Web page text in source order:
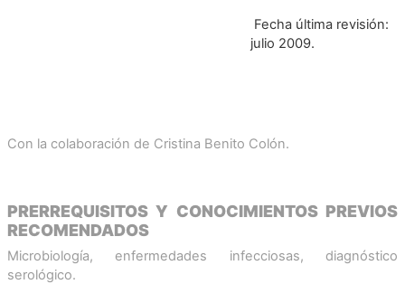
Fecha última revisión:
julio 2009.
Con la colaboración de Cristina Benito Colón.
PRERREQUISITOS Y CONOCIMIENTOS PREVIOS
RECOMENDADOS
Microbiología, enfermedades infecciosas, diagnóstico
serológico.